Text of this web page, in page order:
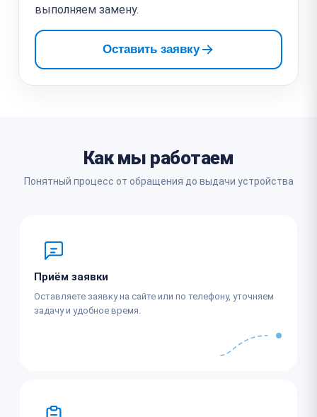
выполняем замену.
Оставить заявку
Как мы работаем
Понятный процесс от обращения до выдачи устройства
Приём заявки
Оставляете заявку на сайте или по телефону, уточняем
задачу и удобное время.